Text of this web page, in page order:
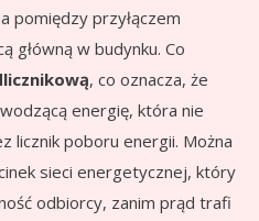
pomiędzy przyłączem
główną w budynku. Co
, co oznacza, że
energię, która nie
licznik poboru energii. Można
sieci energetycznej, który
odbiorcy, zanim prąd trafi